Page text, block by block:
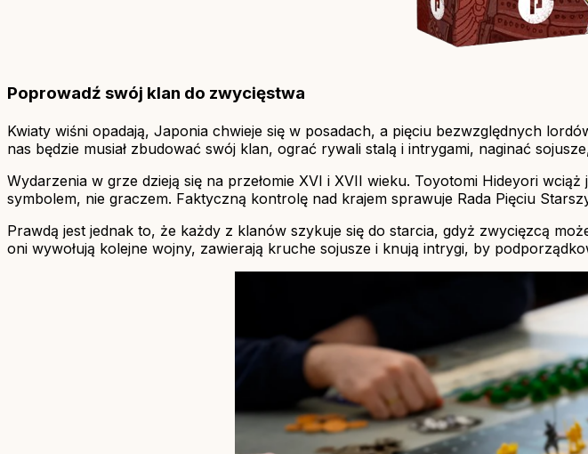
Poprowadź swój klan do zwycięstwa
Kwiaty wiśni opadają, Japonia chwieje się w posadach, a pięciu bezwzględnych
nas będzie musiał zbudować swój klan, ograć rywali stalą i intrygami, naginać
Wydarzenia w grze dzieją się na przełomie XVI i XVII wieku. Toyotomi Hideyori
symbolem, nie graczem. Faktyczną kontrolę nad krajem sprawuje Rada Pięciu
Prawdą jest jednak to, że każdy z klanów szykuje się do starcia, gdyż zwycięzcą
oni wywołują kolejne wojny, zawierają kruche sojusze i knują intrygi, by